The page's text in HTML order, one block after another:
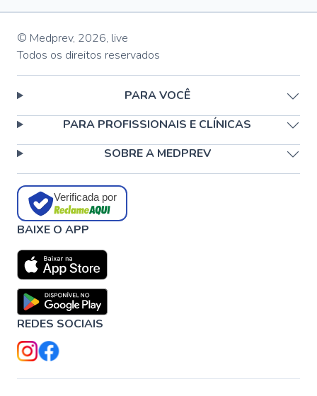
© Medprev, 2026, live
Todos os direitos reservados
PARA VOCÊ
PARA PROFISSIONAIS E CLÍNICAS
SOBRE A MEDPREV
Verificada por
BAIXE O APP
REDES SOCIAIS